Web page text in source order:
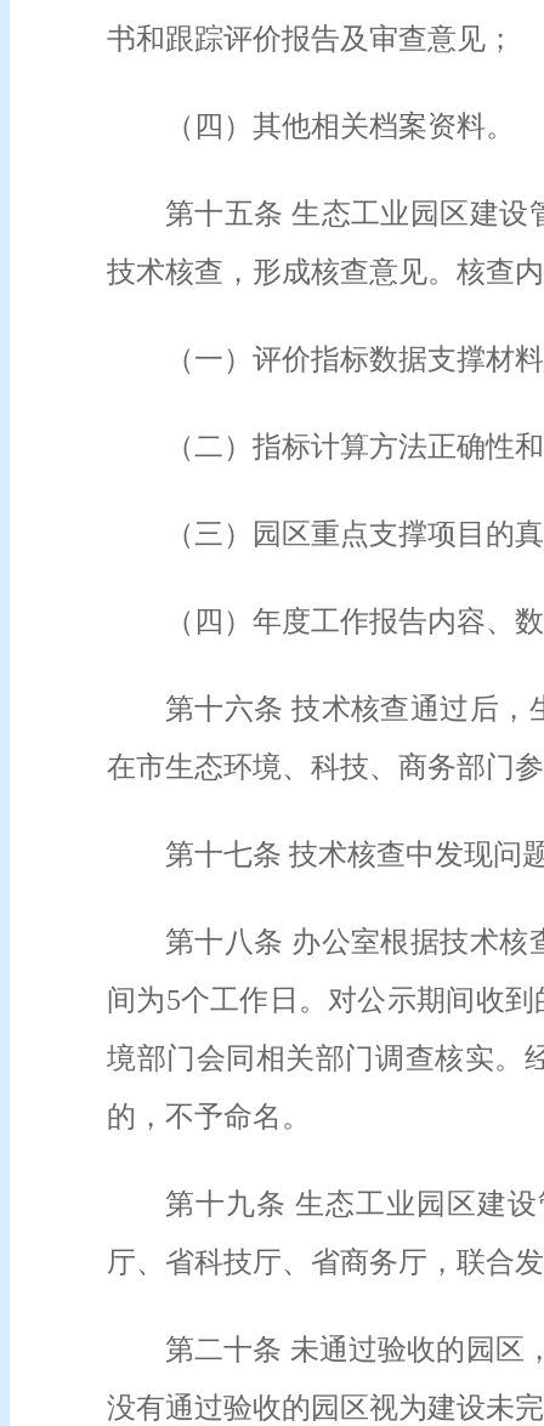
书和跟踪评价报告及审查意见；
（四）其他相关档案资料。
第十五条 生态工业园区建
技术核查，形成核查意见。核查
（一）评价指标数据支撑材
（二）指标计算方法正确性
（三）园区重点支撑项目的
（四）年度工作报告内容、
第十六条 技术核查通过后
在市生态环境、科技、商务部门
第十七条 技术核查中发现问
第十八条 办公室根据技术
间为5个工作日。对公示期间收
境部门会同相关部门调查核实。
的，不予命名。
第十九条 生态工业园区建
厅、省科技厅、省商务厅，联合
第二十条 未通过验收的园区
没有通过验收的园区视为建设未